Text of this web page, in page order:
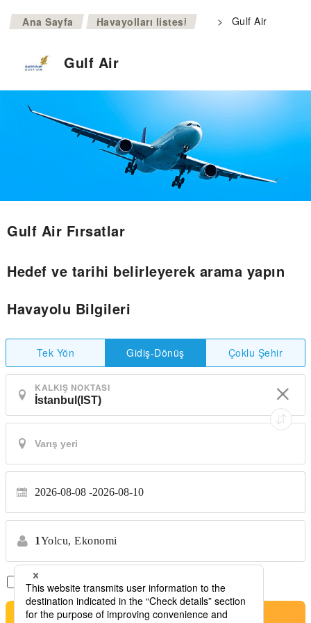
Ana Sayfa >
Havayolları listesi > Gulf Air
Gulf Air
Gulf Air Fırsatlar
Hedef ve tarihi belirleyerek arama yapın
Havayolu Bilgileri
Tek Yön Gidiş-Dönüş Çoklu Şehir
KALKIŞ NOKTASI
2026-08-08 2026-08-10
1Yolcu, Ekonomi
Sadece Aktarmasız Uçuşlar *Transfer yok
Arama